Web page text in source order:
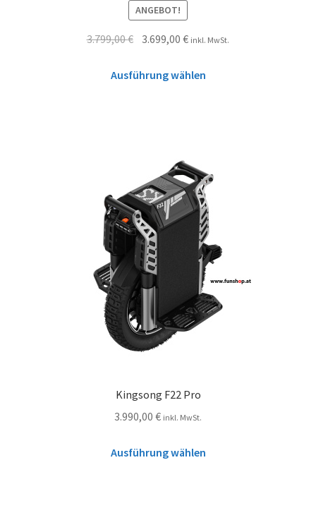
ANGEBOT!
3.799,00€ 3.699,00€ inkl. MwSt.
Ausführung wählen
Kingsong F22 Pro
3.990,00 € inkl. MwSt.
Ausführung wählen